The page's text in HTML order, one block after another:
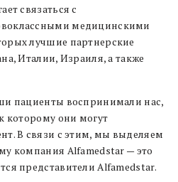
связаться с
медицинскими
лучшие партнерские
Италии, Израиля, а также
пациенты воспринимали нас,
которому они могут
В связи с этим, мы выделяем
компания Alfamedstar — это
представители Alfamedstar.